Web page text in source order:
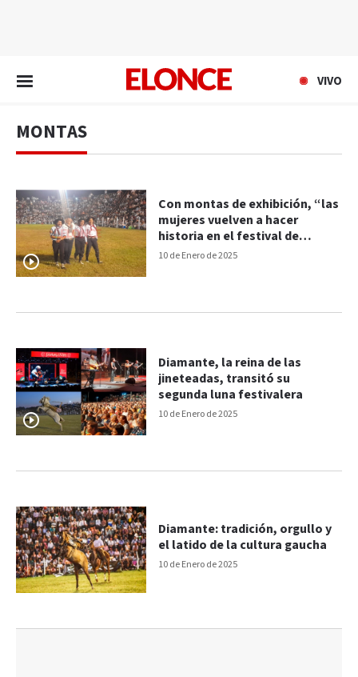
VIVO
MONTAS
10 de Enero de 2025
Con montas de exhibición, “las
mujeres vuelven a hacer
historia en el festival de
Diamante”
10 de Enero de 2025
Diamante, la reina de las
jineteadas, transitó su
segunda luna festivalera
10 de Enero de 2025
Diamante: tradición, orgullo y
el latido de la cultura gaucha